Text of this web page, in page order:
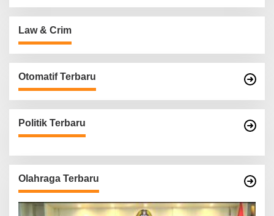
Law & Crim
Otomatif Terbaru
Politik Terbaru
Olahraga Terbaru